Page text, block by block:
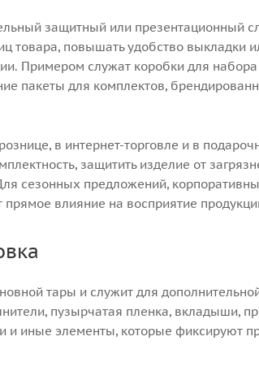
защитный или презентационный
товара, повышать удобство выкладки
Примером служат коробки для набора
пакеты для комплектов,
в интернет-торговле и в
защитить изделие от
сезонных предложений,
прямое влияние на восприятие
тары и служит для
пузырчатая пленка, вкладыши,
и иные элементы, которые фиксируют